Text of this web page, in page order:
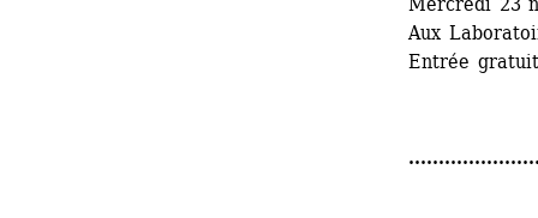
Aux
Entrée